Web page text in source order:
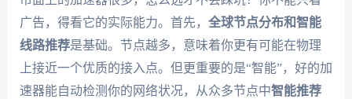
广告，得看它的实际能力。首先， 全球节点分布和智能
线路推荐是基础。节点越多，意味着你更有可能在物理
上接近一个优质的接入点。但更重要的是“智能”，好的加
速器能自动检测你的网络状况，从众多节点中智能推荐